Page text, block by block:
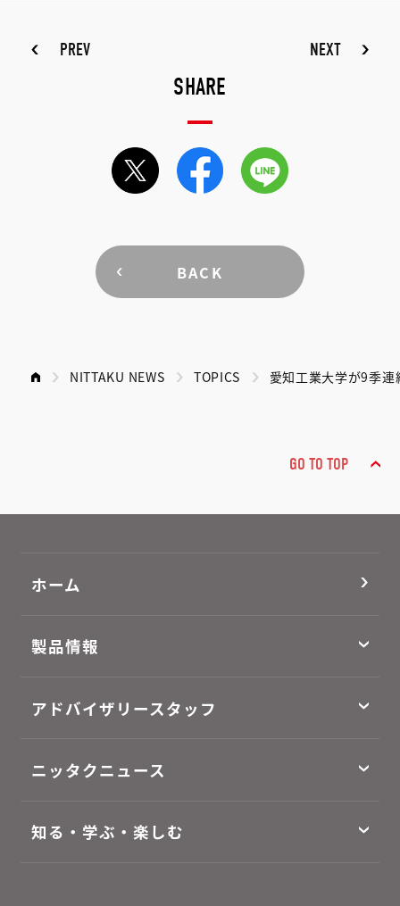
PREV NEXT
SHARE
BACK
NITTAKU NEWS TOPICS 愛知工業大学が9季
GO TO TOP
ホーム
製品情報
アドバイザリースタッフ
ニッタクニュース
知る・学ぶ・楽しむ